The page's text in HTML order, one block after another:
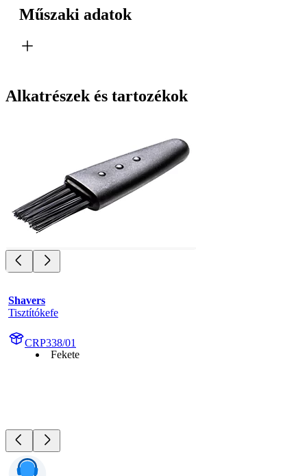
Műszaki adatok
Alkatrészek és tartozékok
Shavers
Tisztítókefe
CRP338/01
Fekete